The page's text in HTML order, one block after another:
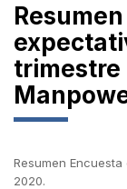
trimestre
Resumen
2020.